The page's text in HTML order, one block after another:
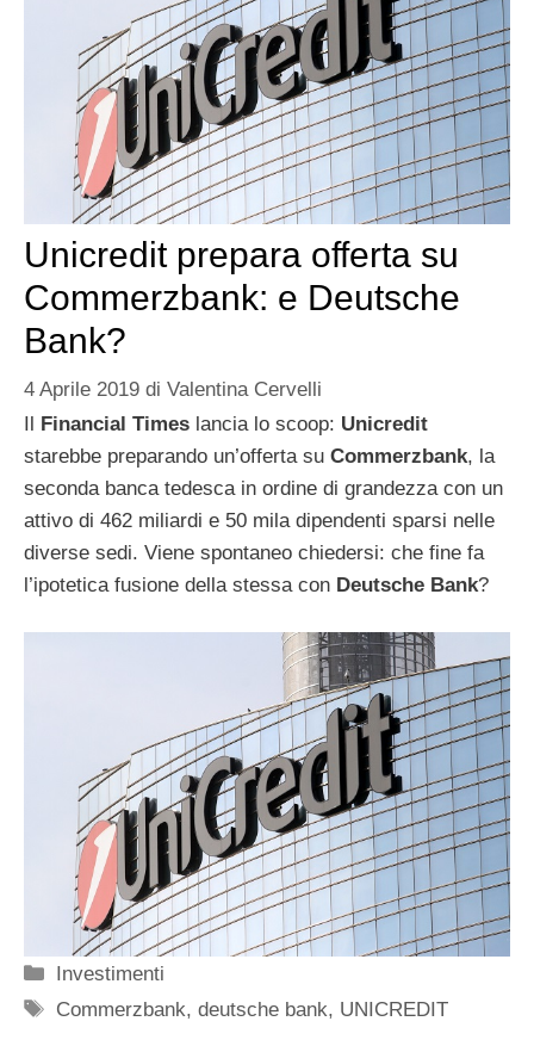
Unicredit prepara offerta su
Commerzbank: e Deutsche
Bank?
4 Aprile 2019 di Valentina Cervelli
Financial Times lancia lo scoop: Unicredit
starebbe preparando un’offerta su Commerzbank, la
seconda banca tedesca in ordine di grandezza con un
attivo di 462 miliardi e 50 mila dipendenti sparsi nelle
diverse sedi. Viene spontaneo chiedersi: che fine fa
l’ipotetica fusione della stessa con Deutsche Bank?
Categorie
Investimenti
Tag
Commerzbank,deutsche bank, UNICREDIT